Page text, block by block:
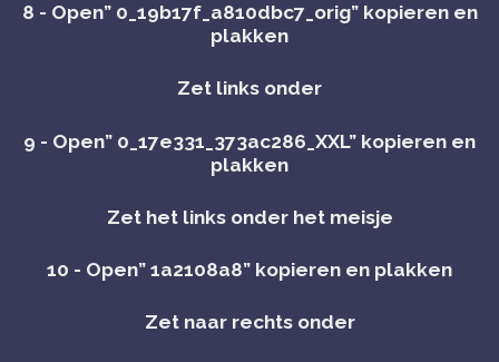
8 - Open” 0_19b17f_a810dbc7_orig” kopieren en
plakken
Zet links onder
9 - Open” 0_17e331_373ac286_XXL” kopieren en
plakken
Zet het links onder het meisje
10 - Open” 1a2108a8” kopieren en plakken
Zet naar rechts onder